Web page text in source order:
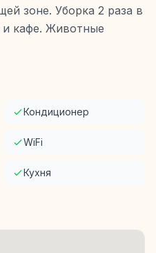
зоне. Уборка 2 раза в
кафе. Животные
Кондиционер
WiFi
Кухня